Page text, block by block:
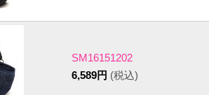
SM16151202
6,589円 (税込)